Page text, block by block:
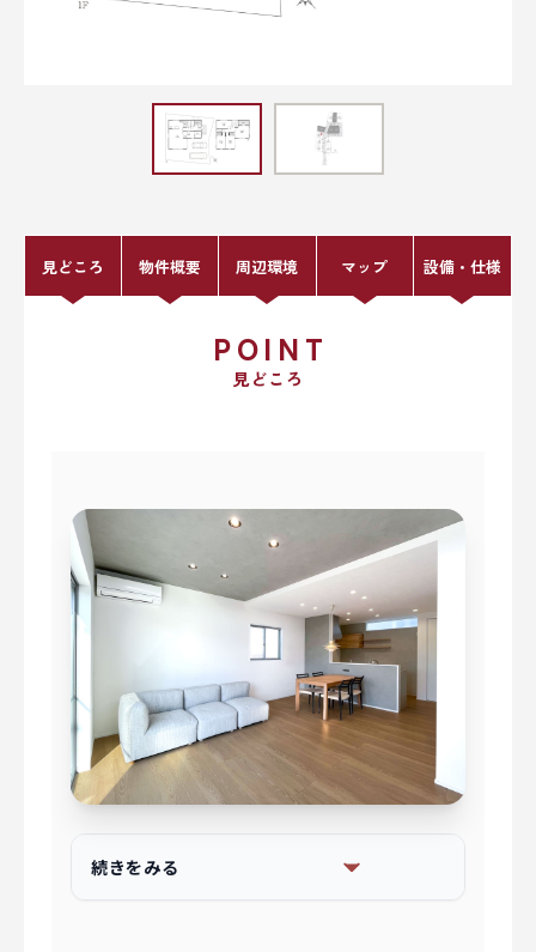
見どころ 物件概要 周辺環境 マップ 設備・仕様
POINT
見どころ
続きをみる